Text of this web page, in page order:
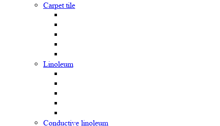
Carpet tile
Linoleum
Сonductive linoleum